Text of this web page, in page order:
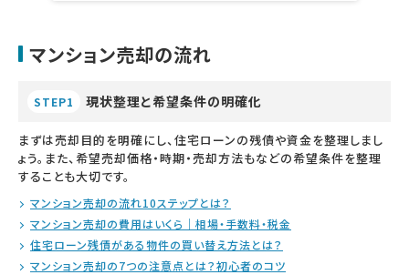
マンション売却の流れ
STEP1 現状整理と希望条件の明確化
まずは売却目的を明確にし、住宅ローンの残債や資金を整理しまし
ょう。また、希望売却価格・時期・売却方法もなどの希望条件を整理
することも大切です。
マンション売却の流れ10ステップとは？
マンション売却の費用はいくら｜相場・手数料・税金
住宅ローン残債がある物件の買い替え方法とは？
マンション売却の7つの注意点とは？初心者のコツ